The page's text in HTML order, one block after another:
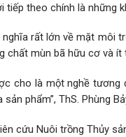
theo chính là những
rất lớn về mặt môi
chất mùn bã hữu cơ và
cho là một nghề
phẩm”, ThS. Phùng